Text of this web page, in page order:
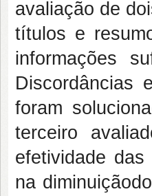
avaliação de
títulos e
informações
Discordâncias
foram
terceiro
efetividade
na